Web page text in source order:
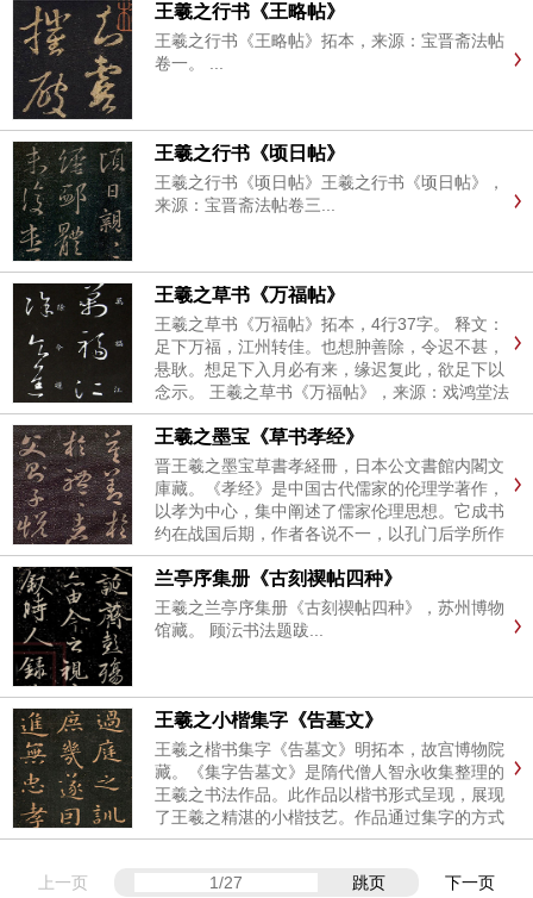
王羲之行书《王略帖》
王羲之行书《王略帖》拓本，来源：宝晋斋法帖
卷一。 ...
王羲之行书《顷日帖》
王羲之行书《顷日帖》王羲之行书《顷日帖》，
来源：宝晋斋法帖卷三...
王羲之草书《万福帖》
王羲之草书《万福帖》拓本，4行37字。 释文：
足下万福，江州转佳。也想肿善除，令迟不甚，
悬耿。想足下入月必有来，缘迟复此，欲足下以
念示。 王羲之草书《万福帖》，来源：戏鸿堂法
书卷十六，日本东京大学图书馆藏。 王羲之草书
《万福帖》，来源：玉烟堂法帖卷九，哈佛大学
燕京图书馆藏。...
王羲之墨宝《草书孝经》
晋王羲之墨宝草書孝経冊，日本公文書館内閣文
庫藏。《孝经》是中国古代儒家的伦理学著作，
以孝为中心，集中阐述了儒家伦理思想。它成书
约在战国后期，作者各说不一，以孔门后学所作
为宜。声明：以上作品仅供学习参考，本站并不
能保证作品的真实性。 ...
兰亭序集册《古刻禊帖四种》
王羲之兰亭序集册《古刻禊帖四种》，苏州博物
馆藏。 顾沄书法题跋...
王羲之小楷集字《告墓文》
王羲之楷书集字《告墓文》明拓本，故宫博物院
藏。《集字告墓文》是隋代僧人智永收集整理的
王羲之书法作品。此作品以楷书形式呈现，展现
了王羲之精湛的小楷技艺。作品通过集字的方式
保存了王羲之书法的精髓，是研究王羲之书法的
朔，九日...
上一页 跳页 下一页